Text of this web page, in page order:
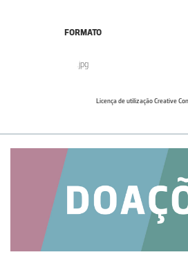
FORMATO
.jpg
Licença de utilização Creative